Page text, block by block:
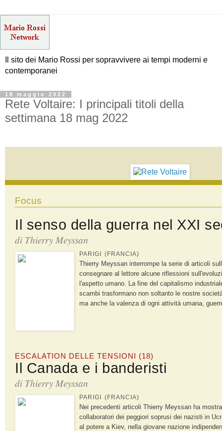
Il sito dei Mario Rossi per sopravvivere ai tempi moderni e
contemporanei
18 maggio 2022
Rete Voltaire: I principali titoli della
settimana 18 mag 2022
Focus
Il senso della guerra nel XXI
di Thierry Meyssan
PARIGI (FRANCIA)
Thierry Meyssan interrompe la serie di articoli
consegnare al lettore alcune riflessioni
l'aspetto umano. La fine del capitalismo
scambi trasformano non soltanto le nostre
ma anche la valenza di ogni attività umana,
ESCALATION DELLE TENSIONI (18)
Il Canada e i banderisti
di Thierry Meyssan
PARIGI (FRANCIA)
Nei precedenti articoli Thierry Meyssan ha
collaboratori dei peggiori soprusi dei nazisti in
al potere a Kiev, nella giovane nazione